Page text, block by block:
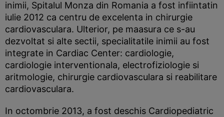
inimii, Spitalul Monza din Romania a fost infiintatin
iulie 2012 ca centru de excelenta in chirurgie
cardiovasculara. Ulterior, pe maasura ce s-au
dezvoltat si alte sectii, specialitatile inimii au fost
integrate in Cardiac Center: cardiologie,
cardiologie interventionala, electrofiziologie si
aritmologie, chirurgie cardiovasculara si reabilitare
cardiovasculara.
In octombrie 2013, a fost deschis Cardiopediatric